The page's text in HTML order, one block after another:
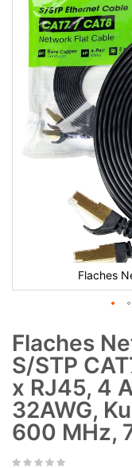
springen
Flaches
Flaches
S/STP
x RJ45, 4
32AWG,
600 MHz,